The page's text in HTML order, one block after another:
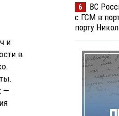
и
в
—
6
ВС
с ГСМ в
порту